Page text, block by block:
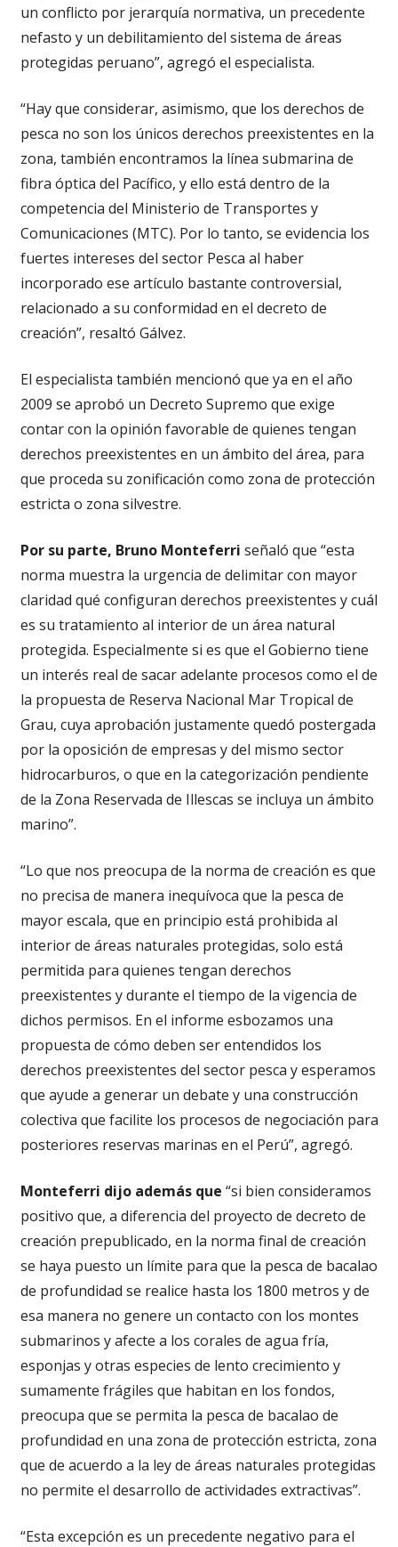
un conflicto por jerarquía normativa, un precedente
nefasto y un debilitamiento del sistema de áreas
protegidas peruano”, agregó el especialista.
“Hay que considerar, asimismo, que los derechos de
pesca no son los únicos derechos preexistentes en la
zona, también encontramos la línea submarina de
fibra óptica del Pacífico, y ello está dentro de la
competencia del Ministerio de Transportes y
Comunicaciones (MTC). Por lo tanto, se evidencia los
fuertes intereses del sector Pesca al haber
incorporado ese artículo bastante controversial,
relacionado a su conformidad en el decreto de
creación”, resaltó Gálvez.
El especialista también mencionó que ya en el año
2009 se aprobó un Decreto Supremo que exige
contar con la opinión favorable de quienes tengan
derechos preexistentes en un ámbito del área, para
que proceda su zonificación como zona de protección
estricta o zona silvestre.
Por su parte, Bruno Monteferri señaló que “esta
norma muestra la urgencia de delimitar con mayor
claridad qué configuran derechos preexistentes y cuál
es su tratamiento al interior de un área natural
protegida. Especialmente si es que el Gobierno tiene
un interés real de sacar adelante procesos como el de
la propuesta de Reserva Nacional Mar Tropical de
Grau, cuya aprobación justamente quedó postergada
por la oposición de empresas y del mismo sector
hidrocarburos, o que en la categorización pendiente
de la Zona Reservada de Illescas se incluya un ámbito
marino”.
“Lo que nos preocupa de la norma de creación es que
no precisa de manera inequívoca que la pesca de
mayor escala, que en principio está prohibida al
interior de áreas naturales protegidas, solo está
permitida para quienes tengan derechos
preexistentes y durante el tiempo de la vigencia de
dichos permisos. En el informe esbozamos una
propuesta de cómo deben ser entendidos los
derechos preexistentes del sector pesca y esperamos
que ayude a generar un debate y una construcción
colectiva que facilite los procesos de negociación para
posteriores reservas marinas en el Perú”, agregó.
Monteferri dijo además que “si bien consideramos
positivo que, a diferencia del proyecto de decreto de
creación prepublicado, en la norma final de creación
se haya puesto un límite para que la pesca de bacalao
de profundidad se realice hasta los 1800 metros y de
esa manera no genere un contacto con los montes
submarinos y afecte a los corales de agua fría,
esponjas y otras especies de lento crecimiento y
sumamente frágiles que habitan en los fondos,
preocupa que se permita la pesca de bacalao de
profundidad en una zona de protección estricta, zona
que de acuerdo a la ley de áreas naturales protegidas
no permite el desarrollo de actividades extractivas”.
“Esta excepción es un precedente negativo para el